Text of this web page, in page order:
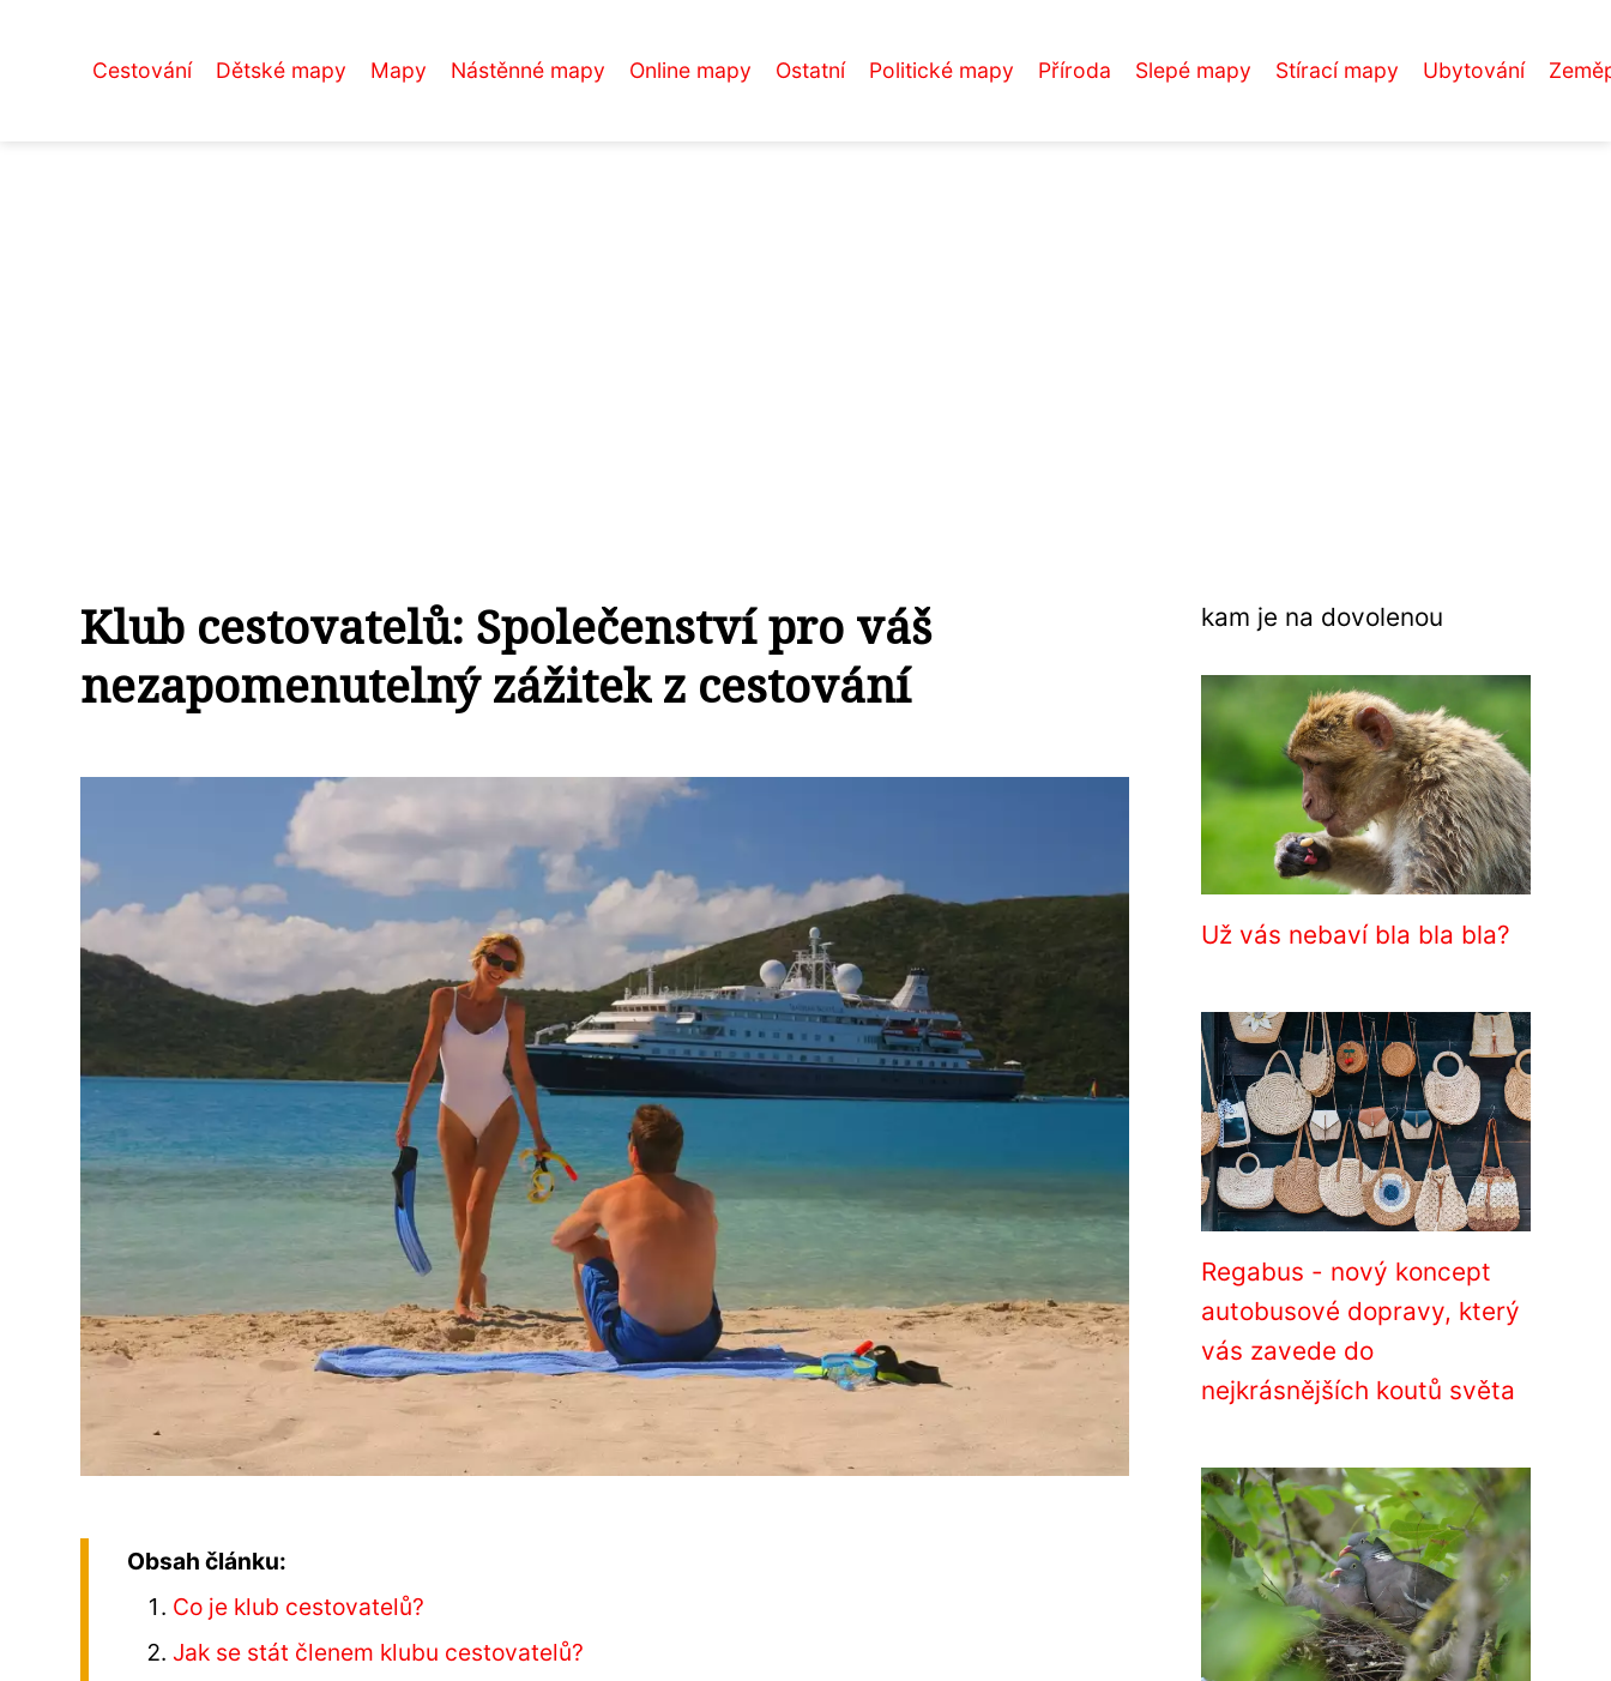
Cestování Dětské mapy Mapy Nástěnné mapy Online mapy Ostatní Politické mapy Příroda Slepé mapy Stírací mapy Ubytování
Klub cestovatelů: Společenství pro váš
nezapomenutelný zážitek z cestování
Obsah článku:
Co je klub cestovatelů?
Jak se stát členem klubu cestovatelů?
kam je na dovolenou
Už vás nebaví bla bla bla?
Regabus - nový koncept
autobusové dopravy, který
vás zavede do
nejkrásnějších koutů světa